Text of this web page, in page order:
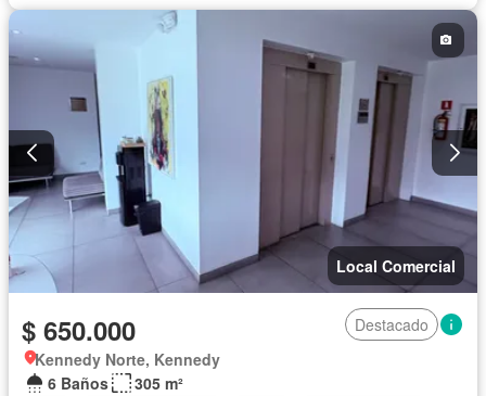
Local Comercial
$ 650.000
Destacado
Kennedy Norte, Kennedy
6 Baños
305 m²